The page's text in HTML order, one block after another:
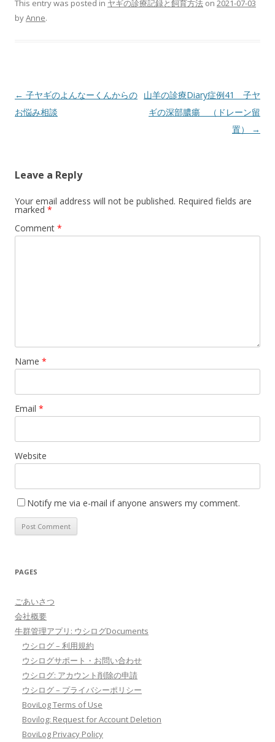
This entry was posted in ヤギの診療記録と飼育方法 on 2021-07-03
byAnne.
Post
navigation
← 子ヤギのよんなーくんからの
お悩み相談
山羊の診療Diary症例41 子ヤ
ギの深部膿瘍 （ドレーン留
置）
→
Leave a Reply
Your email address will not be published. Required fields are
marked *
Comment *
Name *
Email *
Website
Notify me via e-mail if anyone answers my comment.
PAGES
ごあいさつ
会社概要
牛群管理アプリ: ウシログDocuments
ウシログ – 利用規約
ウシログサポート・お問い合わせ
ウシログ: アカウント削除の申請
ウシログ – プライバシーポリシー
BoviLog Terms of Use
Bovilog: Request for Account Deletion
BoviLog Privacy Policy